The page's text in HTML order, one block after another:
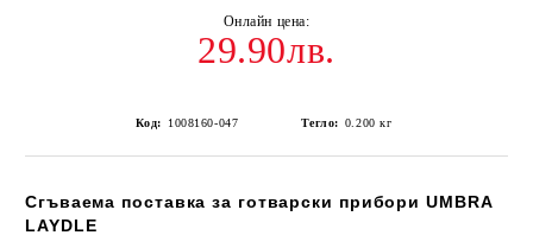
29.90лв.
Код: 1008160-047 Тегло: 0.200 кг
Сгъваема поставка за готварски прибориUMBRA
LAYDLE